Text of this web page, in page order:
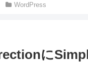
WordPress
に